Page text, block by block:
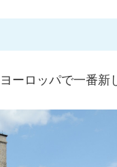
ーロッパで一番新